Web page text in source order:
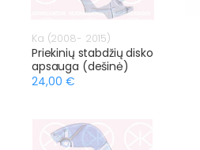
Ka (2008- 2015)
Priekinių stabdžių disko
apsauga (dešinė)
24,00 €